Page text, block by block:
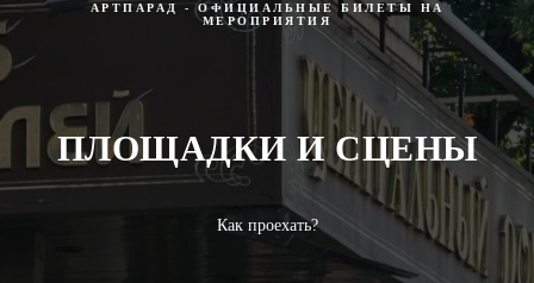
АРТПАРАД - ОФИЦИАЛЬНЫЕ БИЛЕТЫ НА
МЕРОПРИЯТИЯ
ПЛОЩАДКИ И СЦЕНЫ
Как проехать?